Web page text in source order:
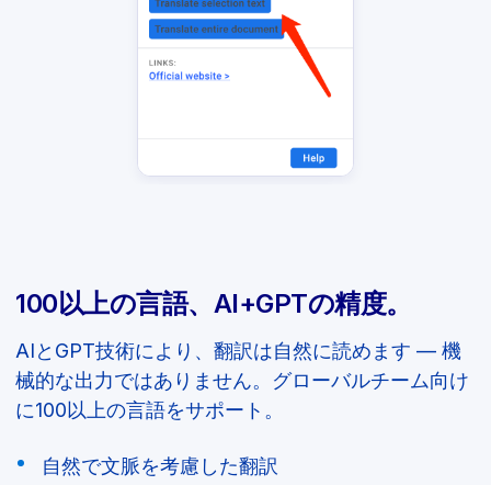
100以上の言語、AI+GPTの精度。
AIとGPT技術により、翻訳は自然に読めます — 機
械的な出力ではありません。グローバルチーム向け
に100以上の言語をサポート。
自然で文脈を考慮した翻訳